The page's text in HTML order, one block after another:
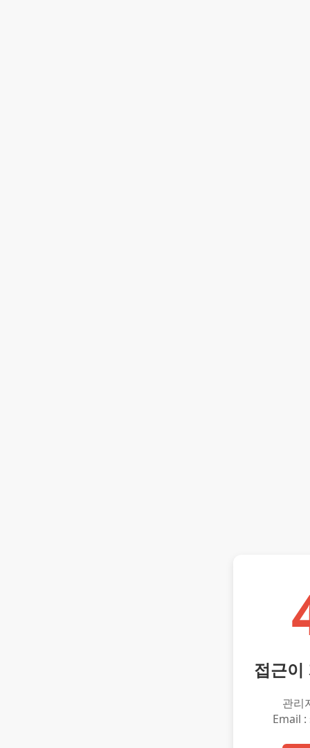
접근이
관리
Email